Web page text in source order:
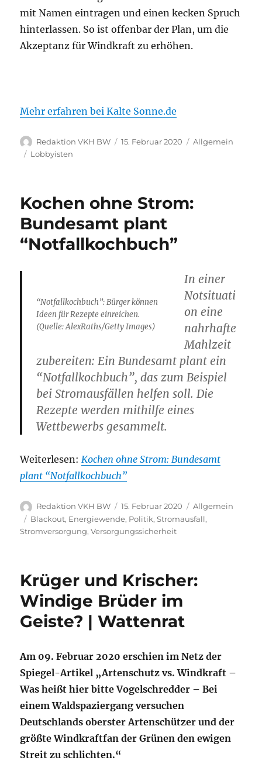
mit Namen eintragen und einen kecken Spruch
hinterlassen. So ist offenbar der Plan, um die
Akzeptanz für Windkraft zu erhöhen.
Mehr erfahren bei Kalte Sonne.de
Autor
Redaktion VKH BW
Veröffentlicht
15. Februar 2020 Kategorien
Allgemein
Schlagwörter
Lobbyisten
Kochen ohne Strom:
Bundesamt plant
“Notfallkochbuch”
“Notfallkochbuch”: Bürger können
Ideen für Rezepte einreichen.
(Quelle: AlexRaths/Getty Images)
In einer
Notsituati
on eine
nahrhafte
Mahlzeit
zubereiten: Ein Bundesamt plant ein
“Notfallkochbuch”, das zum Beispiel
bei Stromausfällen helfen soll. Die
Rezepte werden mithilfe eines
Wettbewerbs gesammelt.
Weiterlesen:Kochen ohne Strom: Bundesamt
plant “Notfallkochbuch”
Autor
Redaktion VKH BW
Veröffentlicht
am
15. Februar 2020 Kategorien
Allgemein
Schlagwörter
Blackout, Energiewende, Politik,Stromausfall,
Stromversorgung,Versorgungssicherheit
Krüger und Krischer:
Windige Brüder im
Geiste? | Wattenrat
Am 09. Februar 2020 erschien im Netz der
Spiegel-Artikel „Artenschutz vs. Windkraft –
Was heißt hier bitte Vogelschredder – Bei
einem Waldspaziergang versuchen
Deutschlands oberster Artenschützer und der
größte Windkraftfan der Grünen den ewigen
Streit zu schlichten.“